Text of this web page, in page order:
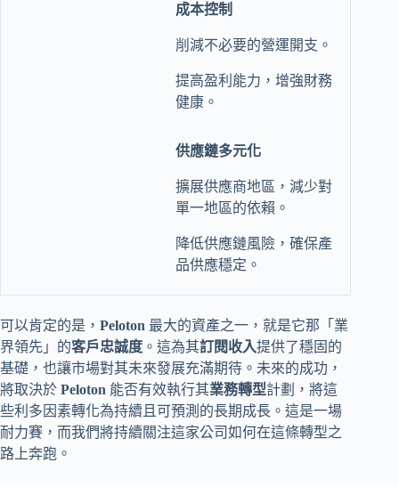
成本控制
削減不必要的營運開支。
提高盈利能力，增強財務
健康。
供應鏈多元化
擴展供應商地區，減少對
單一地區的依賴。
降低供應鏈風險，確保產
品供應穩定。
可以肯定的是， Peloton 最大的資產之一，就是它那「業
界領先」的客戶忠誠度 。這為其訂閱收入提供了穩固的
基礎，也讓市場對其未來發展充滿期待。未來的成功，
將取決於 Peloton 能否有效執行其業務轉型計劃，將這
些利多因素轉化為持續且可預測的長期成長。這是一場
耐力賽，而我們將持續關注這家公司如何在這條轉型之
路上奔跑。